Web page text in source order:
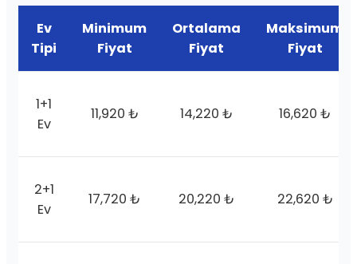
Ev
Tipi
Minimum
Fiyat
Ortalama
Fiyat
Maksimum
Fiyat
1+1
Ev
11,920 ₺ 14,220 ₺ 16,620 ₺
2+1
Ev
17,720 ₺ 20,220 ₺ 22,620 ₺